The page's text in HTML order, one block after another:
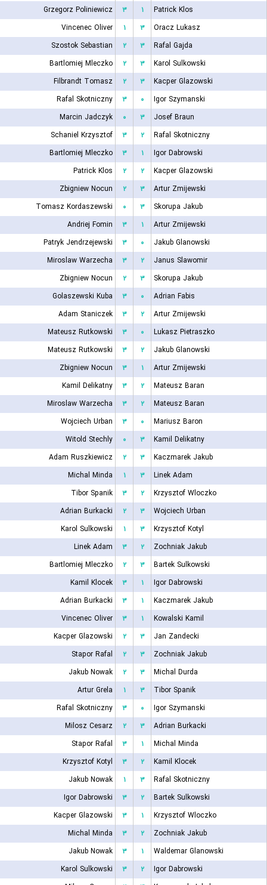
Grzegorz Poliniewicz
۳ ۱
Patrick Klos
Vincenec Oliver
۱ ۳
Oracz Lukasz
Szostok Sebastian
۲ ۳
Rafal Gajda
Bartlomiej Mleczko
۲ ۳
Karol Sulkowski
Filbrandt Tomasz
۲ ۳
Kacper Glazowski
Rafal Skotniczny
۳ ۰
Igor Szymanski
Marcin Jadczyk
۰ ۳
Josef Braun
Schaniel Krzysztof
۳ ۲
Rafal Skotniczny
Bartlomiej Mleczko
۳ ۱
Igor Dabrowski
Patrick Klos
۲ ۲
Kacper Glazowski
Zbigniew Nocun
۲ ۳
Artur Zmijewski
Tomasz Kordaszewski
۰ ۳
Skorupa Jakub
Andriej Fomin
۳ ۱
Artur Zmijewski
Patryk Jendrzejewski
۳ ۰
Jakub Glanowski
Miroslaw Warzecha
۳ ۲
Janus Slawomir
Zbigniew Nocun
۲ ۳
Skorupa Jakub
Golaszewski Kuba
۳ ۰
Adrian Fabis
Adam Staniczek
۳ ۲
Artur Zmijewski
Mateusz Rutkowski
۳ ۰
Lukasz Pietraszko
Mateusz Rutkowski
۳ ۲
Jakub Glanowski
Zbigniew Nocun
۳ ۱
Artur Zmijewski
Kamil Delikatny
۳ ۲
Mateusz Baran
Miroslaw Warzecha
۳ ۲
Mateusz Baran
Wojciech Urban
۳ ۰
Mariusz Baron
Witold Stechly
۰ ۳
Kamil Delikatny
Adam Ruszkiewicz
۲ ۳
Kaczmarek Jakub
Michal Minda
۱ ۳
Linek Adam
Tibor Spanik
۳ ۲
Krzysztof Wloczko
Adrian Burkacki
۲ ۳
Wojciech Urban
Karol Sulkowski
۱ ۳
Krzysztof Kotyl
Linek Adam
۳ ۲
Zochniak Jakub
Bartlomiej Mleczko
۲ ۳
Bartek Sulkowski
Kamil Klocek
۳ ۱
Igor Dabrowski
Adrian Burkacki
۳ ۱
Kaczmarek Jakub
Vincenec Oliver
۳ ۱
Kowalski Kamil
Kacper Glazowski
۲ ۳
Jan Zandecki
Stapor Rafal
۲ ۳
Zochniak Jakub
Jakub Nowak
۲ ۳
Michal Durda
Artur Grela
۱ ۳
Tibor Spanik
Rafal Skotniczny
۳ ۰
Igor Szymanski
Milosz Cesarz
۲ ۳
Adrian Burkacki
Stapor Rafal
۳ ۱
Michal Minda
Krzysztof Kotyl
۳ ۲
Kamil Klocek
Jakub Nowak
۱ ۳
Rafal Skotniczny
Igor Dabrowski
۳ ۲
Bartek Sulkowski
Kacper Glazowski
۳ ۱
Krzysztof Wloczko
Michal Minda
۳ ۲
Zochniak Jakub
Jakub Nowak
۳ ۱
Waldemar Glanowski
Karol Sulkowski
۳ ۲
Igor Dabrowski